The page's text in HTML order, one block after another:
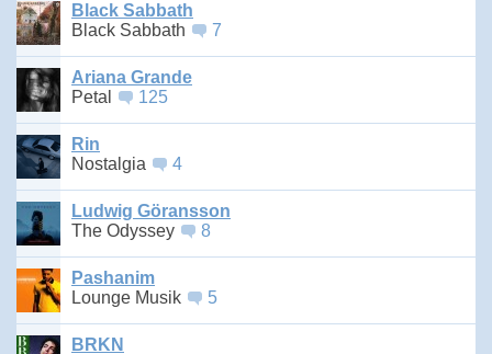
Black Sabbath
Black Sabbath
7
Ariana Grande
Petal
125
Rin
Nostalgia
4
Ludwig Göransson
The Odyssey
8
Pashanim
Lounge Musik
5
BRKN